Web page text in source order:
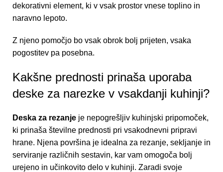
dekorativni element, ki v vsak prostor vnese toplino in
naravno lepoto.
Z njeno pomočjo bo vsak obrok bolj prijeten, vsaka
pogostitev pa posebna.
Kakšne prednosti prinaša uporaba
deske za narezke v vsakdanji kuhinji?
Deska za rezanje je nepogrešljiv kuhinjski pripomoček,
ki prinaša številne prednosti pri vsakodnevni pripravi
hrane. Njena površina je idealna za rezanje, sekljanje in
serviranje različnih sestavin, kar vam omogoča bolj
urejeno in učinkovito delo v kuhinji. Zaradi svoje